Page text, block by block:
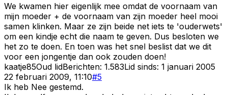
We kwamen hier eigenlijk mee omdat de voornaam van
mijn moeder + de voornaam van zijn moeder heel mooi
samen klinken. Maar ze zijn beide net iets te 'ouderwets'
om een kindje echt die naam te geven. Dus besloten we
het zo te doen. En toen was het snel beslist dat we dit
voor een jongentje dan ook zouden doen!
kaatje85Oud lidBerichten: 1.583Lid sinds: 1 januari 2005
22 februari 2009, 11:10#5
Ik heb Nee gestemd.